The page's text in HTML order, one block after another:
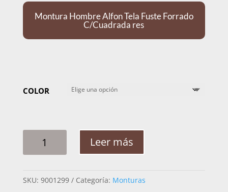
Montura Hombre Alfon Tela Fuste Forrado
C/Cuadrada res
COLOR
HOMBRE
FUSTE
Leer más
SKU: 9001299 Categoría: Monturas